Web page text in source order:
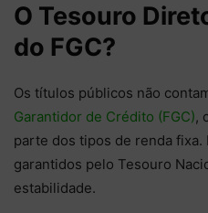
O Tesouro
do FGC?
Os títulos públicos não
Garantidor de Crédito (FGC),
parte dos tipos de renda fixa.
garantidos pelo Tesouro
estabilidade.